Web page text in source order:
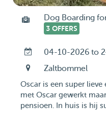
Dog Boarding
3 OFFERS
04-10-2026 to
Zaltbommel
Oscar is een super
met Oscar gewerkt
pensioen. In huis is hij